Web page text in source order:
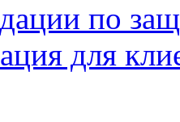
по
для